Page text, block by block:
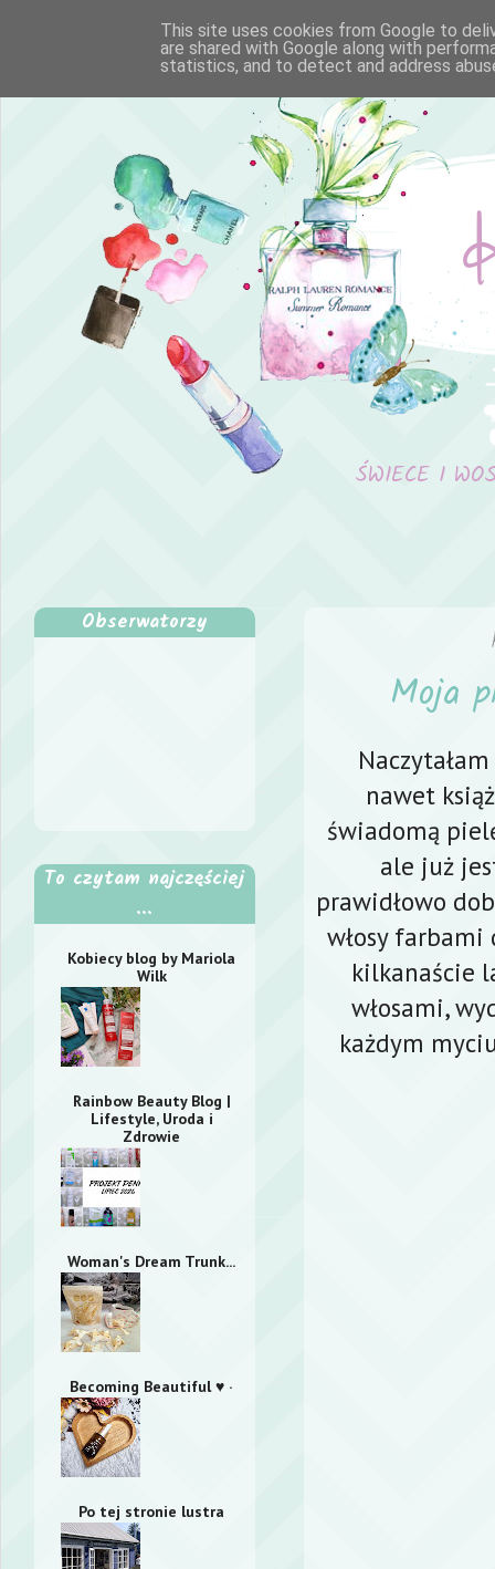
ŚWIECE I
Moja
nawet
świadomą
ale już
prawidłowo
włosy
kilkanaście
włosami,
każdym
Obserwatorzy
To czytam najczęściej
...
Kobiecy blog by Mariola
Wilk
Rainbow Beauty Blog |
Lifestyle, Uroda i
Zdrowie
Woman's Dream Trunk...
Becoming Beautiful ♥ ·
Po tej stronie lustra
This site uses cookies from Google to
are shared with Google along with
statistics, and to detect and address